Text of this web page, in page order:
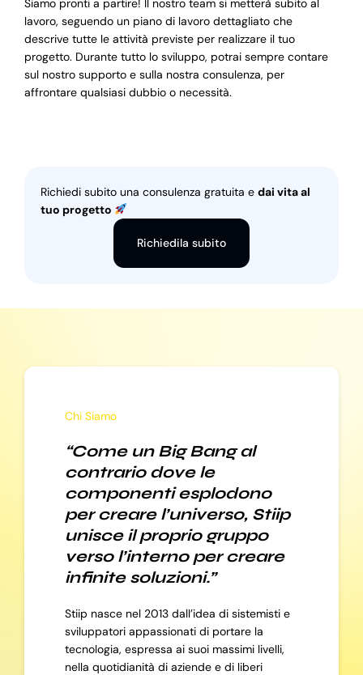
Siamo pronti a partire! Il nostro team si metterà subito al
lavoro, seguendo un piano di lavoro dettagliato che
descrive tutte le attività previste per realizzare il tuo
progetto. Durante tutto lo sviluppo, potrai sempre contare
sul nostro supporto e sulla nostra consulenza, per
affrontare qualsiasi dubbio o necessità.
Richiedi subito una consulenza gratuita e dai vita al
tuo progetto
Richiedila subito
Chi Siamo
“Come un Big Bang al
contrario dove le
componenti esplodono
per creare l’universo, Stiip
unisce il proprio gruppo
verso l’interno per creare
infinite soluzioni.”
Stiip nasce nel 2013 dall’idea di sistemisti e
sviluppatori appassionati di portare la
tecnologia, espressa ai suoi massimi livelli,
nella quotidianità di aziende e di liberi